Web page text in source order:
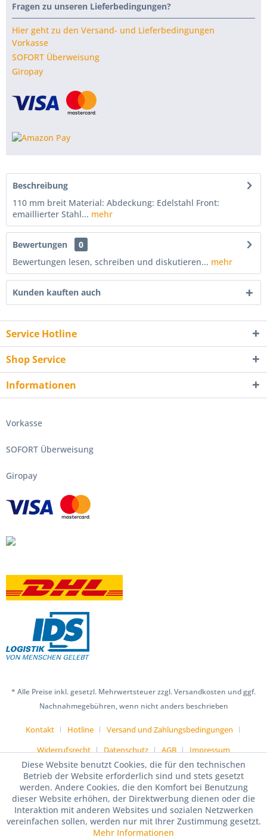
Fragen zu unseren Lieferbedingungen?
Hier geht zu den Versand- und Lieferbedingungen
Vorkasse
SOFORT Überweisung
Giropay
Beschreibung
110 mm breit Material: Abdeckung: Edelstahl Front:
emaillierter Stahl... mehr
Bewertungen
0
Bewertungen lesen, schreiben und diskutieren... mehr
Kunden kauften auch
Service Hotline
Shop Service
Informationen
Vorkasse
SOFORT Überweisung
Giropay
* Alle Preise inkl. gesetzl. Mehrwertsteuer zzgl. Versandkosten und ggf.
Nachnahmegebühren, wenn nicht anders beschrieben
Kontakt Hotline
Versand und Zahlungsbedingungen
Widerrufsrecht
Datenschutz AGB Impressum
Diese Website benutzt Cookies, die für den technischen
Betrieb der Website erforderlich sind und stets gesetzt
werden. Andere Cookies, die den Komfort bei Benutzung
dieser Website erhöhen, der Direktwerbung dienen oder die
Interaktion mit anderen Websites und sozialen Netzwerken
vereinfachen sollen, werden nur mit Ihrer Zustimmung gesetzt.
Mehr Informationen